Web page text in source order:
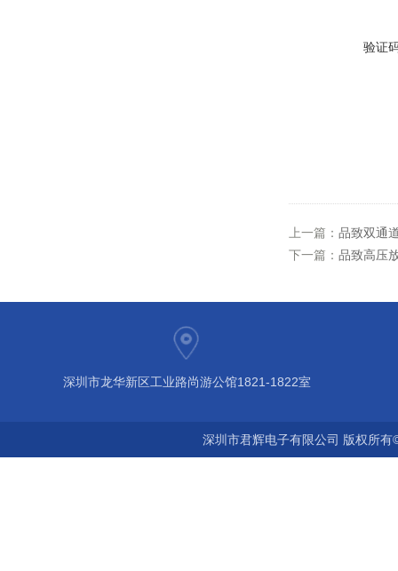
验证
上一篇： 品致双通
下一篇： 品致高压
深圳市龙华新区工业路尚游公馆1821-1822室
深圳市君辉电子有限公司 版权所